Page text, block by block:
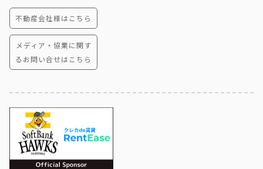
不動産会社様はこちら
メディア・協業に関す
るお問い合せはこちら